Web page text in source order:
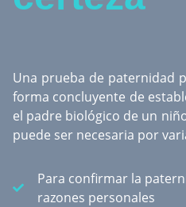
Una prueba de paternidad
forma concluyente de
el padre biológico de un
puede ser necesaria por
Para confirmar la
razones personales